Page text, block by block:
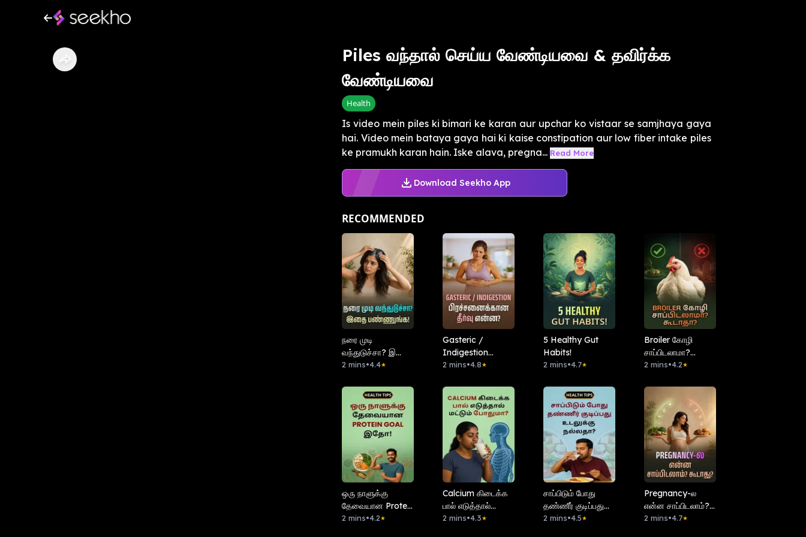
Piles வந்தால் செய்ய வேண்டியவை & தவிர்க்க
வேண்டியவை
Health
Is video mein piles ki bimari ke karan aur upchar ko vistaar se samjhaya gaya
hai. Video mein bataya gaya hai ki kaise constipation aur low fiber intake piles
ke pramukh karan hain. Iske alava, pregna... Read More
Download Seekho App
RECOMMENDED
நரை முடி
வந்துடுச்சா? இதை
பண்ணுங்க!
2 mins•4.4★
Gasteric /
Indigestion
பிரச்சனைக்கான
2 mins•4.8★
5 Healthy Gut
Habits!
2 mins•4.7★
Broiler கோழி
சாப்பிடலாமா?
கூடாதா?
2 mins•4.2★
ஒரு நாளுக்கு
தேவையான Protein
Goal இதோ!
2 mins•4.2★
Calcium கிடைக்க
பால் எடுத்தால்
மட்டும் போதுமா?
2 mins•4.3★
சாப்பிடும் போது
தண்ணீர் குடிப்பது
உடலுக்கு நல்லதா?
2 mins•4.5★
Pregnancy-ல
என்ன சாப்பிடலாம்?
கூடாது?
2 mins•4.7★